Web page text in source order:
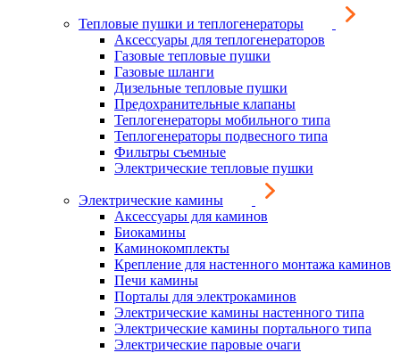
Тепловые пушки и теплогенераторы
Аксессуары для теплогенераторов
Газовые тепловые пушки
Газовые шланги
Дизельные тепловые пушки
Предохранительные клапаны
Теплогенераторы мобильного типа
Теплогенераторы подвесного типа
Фильтры съемные
Электрические тепловые пушки
Электрические камины
Аксессуары для каминов
Биокамины
Каминокомплекты
Крепление для настенного монтажа каминов
Печи камины
Порталы для электрокаминов
Электрические камины настенного типа
Электрические камины портального типа
Электрические паровые очаги